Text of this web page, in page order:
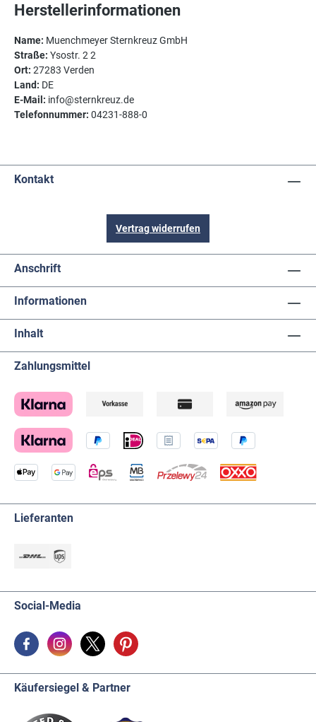
Herstellerinformationen
Name: Muenchmeyer Sternkreuz GmbH
Straße: Ysostr. 2 2
Ort: 27283 Verden
Land: DE
E-Mail: info@sternkreuz.de
Telefonnummer: 04231-888-0
Kontakt
Vertrag widerrufen
Anschrift
Informationen
Inhalt
Zahlungsmittel
Lieferanten
Social-Media
Käufersiegel & Partner